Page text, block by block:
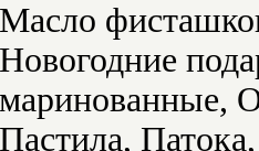
Масло
Новогодние
маринованные,
Пастила,